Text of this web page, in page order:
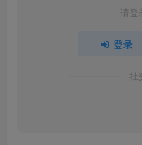
请登
登录
社